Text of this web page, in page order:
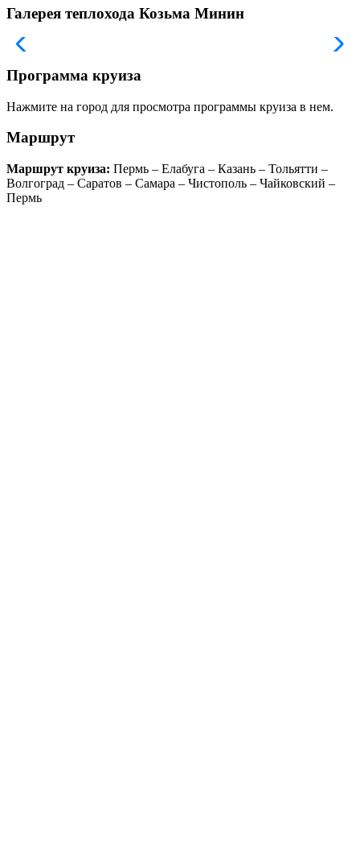
Галерея теплохода Козьма Минин
Программа круиза
Нажмите на город для просмотра программы круиза в нем.
Маршрут
Маршрут круиза: Пермь – Елабуга – Казань – Тольятти –
Волгоград – Саратов – Самара – Чистополь – Чайковский –
Пермь